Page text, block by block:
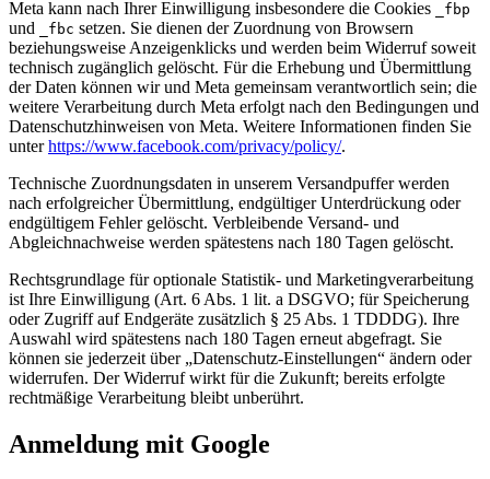
Meta kann nach Ihrer Einwilligung insbesondere die Cookies _fbp
und _fbc setzen. Sie dienen der Zuordnung von Browsern
beziehungsweise Anzeigenklicks und werden beim Widerruf soweit
technisch zugänglich gelöscht. Für die Erhebung und Übermittlung
der Daten können wir und Meta gemeinsam verantwortlich sein; die
weitere Verarbeitung durch Meta erfolgt nach den Bedingungen und
Datenschutzhinweisen von Meta. Weitere Informationen finden Sie
unterhttps://www.facebook.com/privacy/policy/.
Technische Zuordnungsdaten in unserem Versandpuffer werden
nach erfolgreicher Übermittlung, endgültiger Unterdrückung oder
endgültigem Fehler gelöscht. Verbleibende Versand- und
Abgleichnachweise werden spätestens nach 180 Tagen gelöscht.
Rechtsgrundlage für optionale Statistik- und Marketingverarbeitung
ist Ihre Einwilligung (Art. 6 Abs. 1 lit. a DSGVO; für Speicherung
oder Zugriff auf Endgeräte zusätzlich § 25 Abs. 1 TDDDG). Ihre
Auswahl wird spätestens nach 180 Tagen erneut abgefragt. Sie
können sie jederzeit über „Datenschutz-Einstellungen“ ändern oder
widerrufen. Der Widerruf wirkt für die Zukunft; bereits erfolgte
rechtmäßige Verarbeitung bleibt unberührt.
Anmeldung mit Google